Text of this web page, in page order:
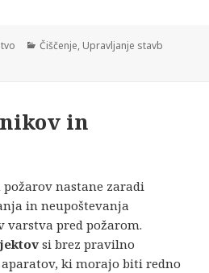
Categories
Čiščenje, Upravljanje stavb
in
požarov nastane zaradi
in neupoštevanja
pred požarom.
si brez pravilno
ki morajo biti redno